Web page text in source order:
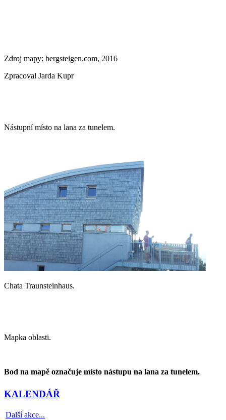
Zdroj mapy: bergsteigen.com, 2016
Zpracoval Jarda Kupr
Nástupní místo na lana za tunelem.
Chata Traunsteinhaus.
Mapka oblasti.
Bod na mapě označuje místo nástupu na lana za tunelem.
KALENDÁŘ
Další akce...